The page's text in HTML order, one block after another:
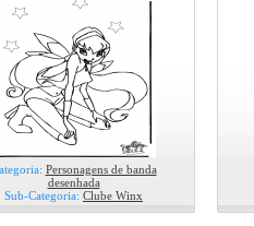
Personagens de banda
desenhada
Sub-Categoria: Clube Winx